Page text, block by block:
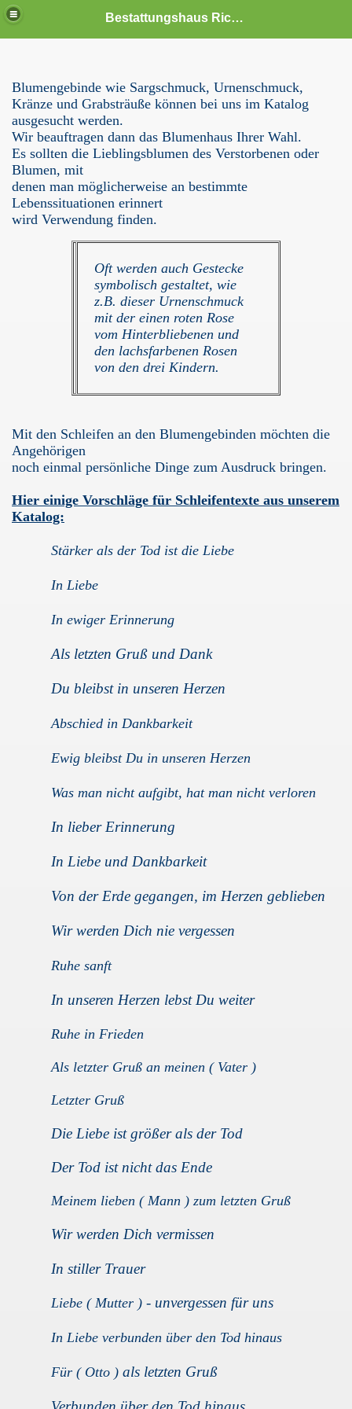
Bestattungshaus Ricardo Matz
Blumengebinde wie Sargschmuck, Urnenschmuck,
Kränze und Grabsträuße können bei uns im Katalog
ausgesucht werden.
Wir beauftragen dann das Blumenhaus Ihrer Wahl.
Es sollten die Lieblingsblumen des Verstorbenen oder
Blumen, mit
denen man möglicherweise an bestimmte
Lebenssituationen erinnert
wird Verwendung finden.
Oft werden auch Gestecke
symbolisch gestaltet, wie
z.B. dieser Urnenschmuck
mit der einen roten Rose
vom Hinterbliebenen und
den lachsfarbenen Rosen
von den drei Kindern.
Mit den Schleifen an den Blumengebinden möchten die
Angehörigen
noch einmal persönliche Dinge zum Ausdruck bringen.
Hier einige Vorschläge für Schleifentexte aus unserem
Katalog:
Stärker als der Tod ist die Liebe
In Liebe
In ewiger Erinnerung
Als letzten Gruß und Dank
Du bleibst in unseren Herzen
Abschied in Dankbarkeit
Ewig bleibst Du in unseren Herzen
Was man nicht aufgibt, hat man nicht verloren
In lieber Erinnerung
In Liebe und Dankbarkeit
Von der Erde gegangen, im Herzen geblieben
Wir werden Dich nie vergessen
Ruhe sanft
In unseren Herzen lebst Du weiter
Ruhe in Frieden
Als letzter Gruß an meinen ( Vater )
Letzter Gruß
Die Liebe ist größer als der Tod
Der Tod ist nicht das Ende
Meinem lieben ( Mann ) zum letzten Gruß
Wir werden Dich vermissen
In stiller Trauer
Liebe ( Mutter ) - unvergessen für uns
In Liebe verbunden über den Tod hinaus
Für ( Otto ) als letzten Gruß